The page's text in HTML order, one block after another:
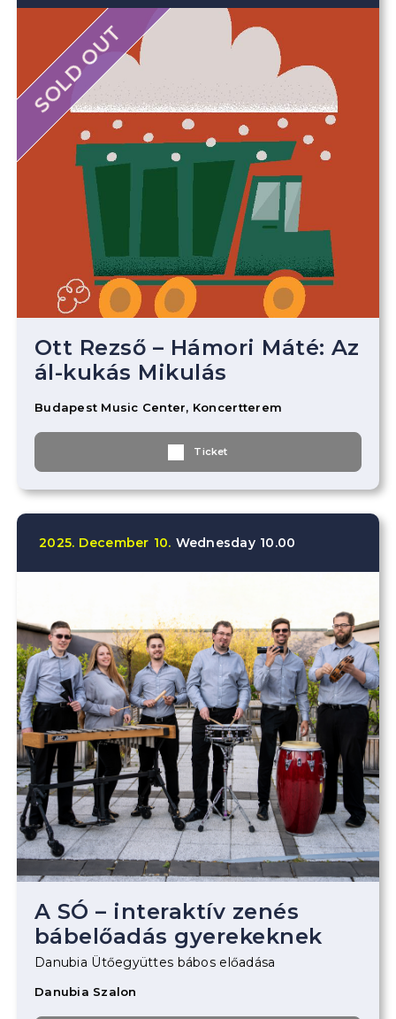
SOLD OUT
Ott Rezső – Hámori Máté: Az
ál-kukás Mikulás
Budapest Music Center, Koncertterem
Ticket
2025. December 10. Wednesday 10.00
A SÓ – interaktív zenés
bábelőadás gyerekeknek
Danubia Ütőegyüttes bábos előadása
Danubia Szalon